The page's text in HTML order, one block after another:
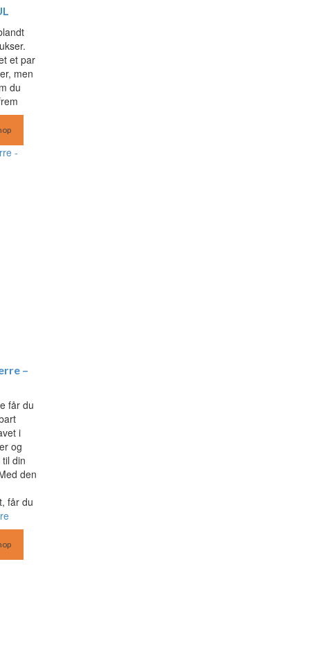
et par
men
du
–
får du
i
og
din
den
får du